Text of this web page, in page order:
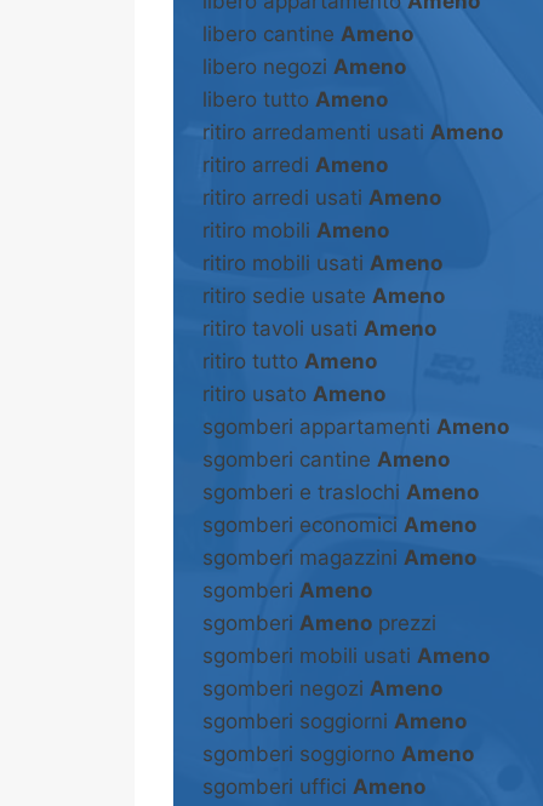
libero cantine Ameno
libero negozi Ameno
libero tutto Ameno
ritiro arredamenti usati Ameno
ritiro arredi Ameno
ritiro arredi usati Ameno
ritiro mobili Ameno
ritiro mobili usati Ameno
ritiro sedie usate Ameno
ritiro tavoli usati Ameno
ritiro tutto Ameno
ritiro usato Ameno
sgomberi appartamenti Ameno
sgomberi cantine Ameno
sgomberi e traslochi Ameno
sgomberi economici Ameno
sgomberi magazzini Ameno
sgomberi Ameno
sgomberi Ameno prezzi
sgomberi mobili usati Ameno
sgomberi negozi Ameno
sgomberi soggiorni Ameno
sgomberi soggiorno Ameno
sgomberi uffici Ameno